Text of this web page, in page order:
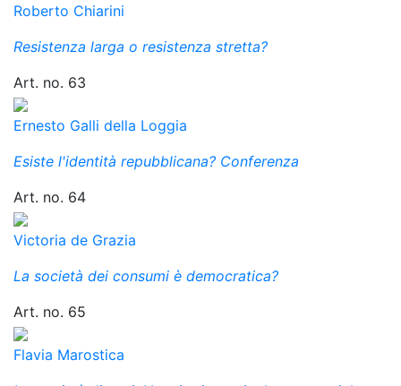
Roberto Chiarini
Resistenza larga o resistenza stretta?
Art. no. 63
Ernesto Galli della Loggia
Esiste l'identità repubblicana? Conferenza
Art. no. 64
Victoria de Grazia
La società dei consumi è democratica?
Art. no. 65
Flavia Marostica